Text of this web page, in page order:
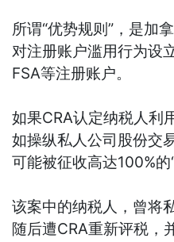
所谓“优势规则”，是加
对注册账户滥用行为设
FSA等注册账户。
如果CRA认定纳税人利
如操纵私人公司股份交
可能被征收高达100%的“
该案中的纳税人，曾将
随后遭CRA重新评税，